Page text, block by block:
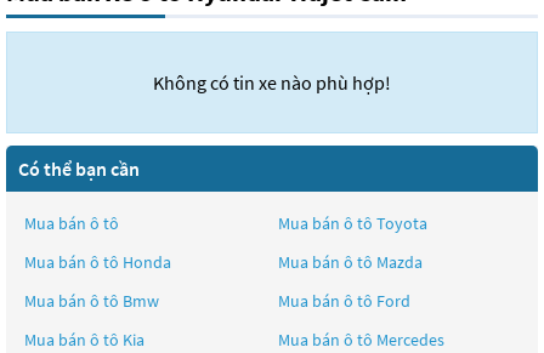
Không có tin xe nào phù hợp!
Có thể bạn cần
Mua bán ô tô Mua bán ô tô Toyota
Mua bán ô tô Honda Mua bán ô tô Mazda
Mua bán ô tô Bmw Mua bán ô tô Ford
Mua bán ô tô Kia Mua bán ô tô Mercedes